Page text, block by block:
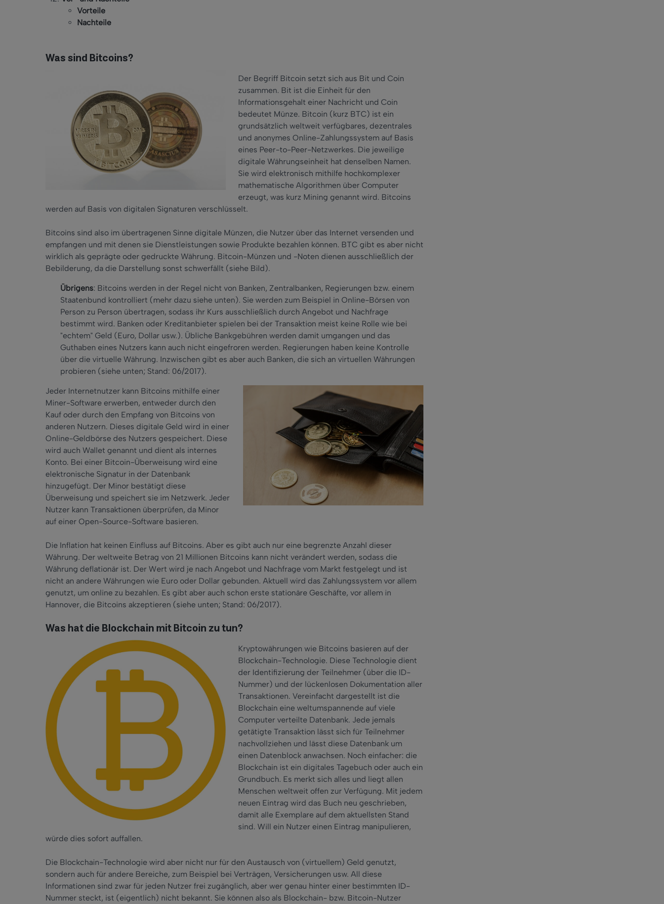
Vorteile
Nachteile
Was sind Bitcoins?
Der Begriff Bitcoin setzt sich aus Bit und Coin
zusammen. Bit ist die Einheit für den
Informationsgehalt einer Nachricht und Coin
bedeutet Münze. Bitcoin (kurz BTC) ist ein
grundsätzlich weltweit verfügbares, dezentrales
und anonymes Online-Zahlungssystem auf Basis
eines Peer-to-Peer-Netzwerkes. Die jeweilige
digitale Währungseinheit hat denselben Namen.
Sie wird elektronisch mithilfe hochkomplexer
mathematische Algorithmen über Computer
erzeugt, was kurz Mining genannt wird. Bitcoins
werden auf Basis von digitalen Signaturen verschlüsselt.
Bitcoins sind also im übertragenen Sinne digitale Münzen, die Nutzer über das Internet versenden und
empfangen und mit denen sie Dienstleistungen sowie Produkte bezahlen können. BTC gibt es aber nicht
wirklich als geprägte oder gedruckte Währung. Bitcoin-Münzen und -Noten dienen ausschließlich der
Bebilderung, da die Darstellung sonst schwerfällt (siehe Bild).
Übrigens: Bitcoins werden in der Regel nicht von Banken, Zentralbanken, Regierungen bzw. einem
Staatenbund kontrolliert (mehr dazu siehe unten). Sie werden zum Beispiel in Online-Börsen von
Person zu Person übertragen, sodass ihr Kurs ausschließlich durch Angebot und Nachfrage
bestimmt wird. Banken oder Kreditanbieter spielen bei der Transaktion meist keine Rolle wie bei
"echtem" Geld (Euro, Dollar usw.). Übliche Bankgebühren werden damit umgangen und das
Guthaben eines Nutzers kann auch nicht eingefroren werden. Regierungen haben keine Kontrolle
über die virtuelle Währung. Inzwischen gibt es aber auch Banken, die sich an virtuellen Währungen
probieren (siehe unten; Stand: 06/2017).
Jeder Internetnutzer kann Bitcoins mithilfe einer
Miner-Software erwerben, entweder durch den
Kauf oder durch den Empfang von Bitcoins von
anderen Nutzern. Dieses digitale Geld wird in einer
Online-Geldbörse des Nutzers gespeichert. Diese
wird auch Wallet genannt und dient als internes
Konto. Bei einer Bitcoin-Überweisung wird eine
elektronische Signatur in der Datenbank
hinzugefügt. Der Minor bestätigt diese
Überweisung und speichert sie im Netzwerk. Jeder
Nutzer kann Transaktionen überprüfen, da Minor
auf einer Open-Source-Software basieren.
Die Inflation hat keinen Einfluss auf Bitcoins. Aber es gibt auch nur eine begrenzte Anzahl dieser
Währung. Der weltweite Betrag von 21 Millionen Bitcoins kann nicht verändert werden, sodass die
Währung deflationär ist. Der Wert wird je nach Angebot und Nachfrage vom Markt festgelegt und ist
nicht an andere Währungen wie Euro oder Dollar gebunden. Aktuell wird das Zahlungssystem vor allem
genutzt, um online zu bezahlen. Es gibt aber auch schon erste stationäre Geschäfte, vor allem in
Hannover, die Bitcoins akzeptieren (siehe unten; Stand: 06/2017).
Was hat die Blockchain mit Bitcoin zu tun?
Kryptowährungen wie Bitcoins basieren auf der
Blockchain-Technologie. Diese Technologie dient
der Identifizierung der Teilnehmer (über die ID-
Nummer) und der lückenlosen Dokumentation aller
Transaktionen. Vereinfacht dargestellt ist die
Blockchain eine weltumspannende auf viele
Computer verteilte Datenbank. Jede jemals
getätigte Transaktion lässt sich für Teilnehmer
nachvollziehen und lässt diese Datenbank um
einen Datenblock anwachsen. Noch einfacher: die
Blockchain ist ein digitales Tagebuch oder auch ein
Grundbuch. Es merkt sich alles und liegt allen
Menschen weltweit offen zur Verfügung. Mit jedem
neuen Eintrag wird das Buch neu geschrieben,
damit alle Exemplare auf dem aktuellsten Stand
sind. Will ein Nutzer einen Eintrag manipulieren,
würde dies sofort auffallen.
Die Blockchain-Technologie wird aber nicht nur für den Austausch von (virtuellem) Geld genutzt,
sondern auch für andere Bereiche, zum Beispiel bei Verträgen, Versicherungen usw. All diese
Informationen sind zwar für jeden Nutzer frei zugänglich, aber wer genau hinter einer bestimmten ID-
Nummer steckt, ist (eigentlich) nicht bekannt. Sie können also als Blockchain- bzw. Bitcoin-Nutzer